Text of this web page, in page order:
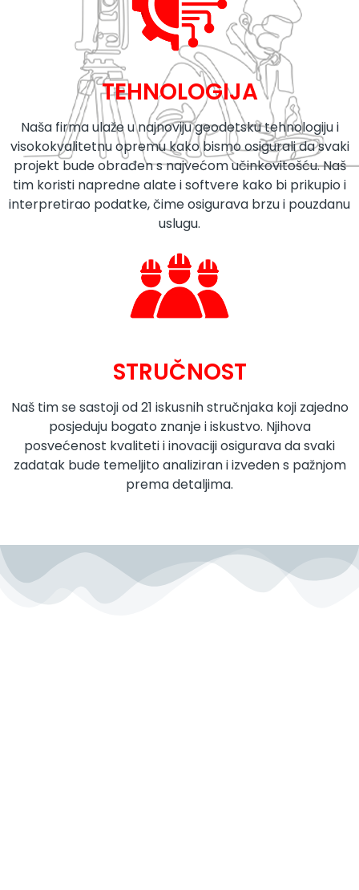
TEHNOLOGIJA
Naša firma ulaže u najnoviju geodetsku tehnologiju i
visokokvalitetnu opremu kako bismo osigurali da svaki
projekt bude obrađen s najvećom učinkovitošću. Naš
tim koristi napredne alate i softvere kako bi prikupio i
interpretirao podatke, čime osigurava brzu i pouzdanu
uslugu.
STRUČNOST
Naš tim se sastoji od 21 iskusnih stručnjaka koji zajedno
posjeduju bogato znanje i iskustvo. Njihova
posvećenost kvaliteti i inovaciji osigurava da svaki
zadatak bude temeljito analiziran i izveden s pažnjom
prema detaljima.